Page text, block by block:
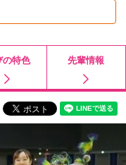
の特色 先輩情報